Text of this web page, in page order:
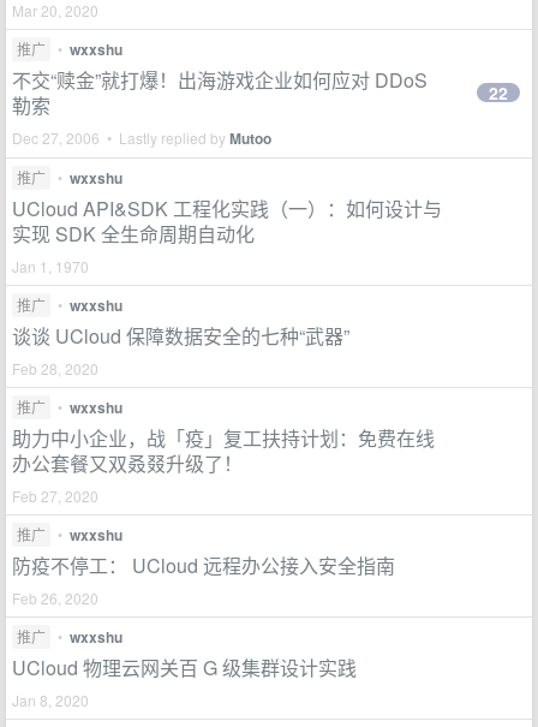
Mar 20, 2020
推广
• wxxshu
不交“赎金”就打爆！出海游戏企业如何应对 DDoS
勒索
Dec 27, 2006 • Lastly replied byMutoo
22
推广 • wxxshu
UCloud API&SDK 工程化实践（一）：如何设计与
实现 SDK 全生命周期自动化
Jan 1, 1970
推广
• wxxshu
谈谈 UCloud 保障数据安全的七种“武器”
Feb 28, 2020
推广
• wxxshu
助力中小企业，战「疫」复工扶持计划：免费在线
办公套餐又双叒叕升级了！
Feb 27, 2020
推广
• wxxshu
防疫不停工： UCloud 远程办公接入安全指南
Feb 26, 2020
推广
• wxxshu
UCloud 物理云网关百 G 级集群设计实践
Jan 8, 2020